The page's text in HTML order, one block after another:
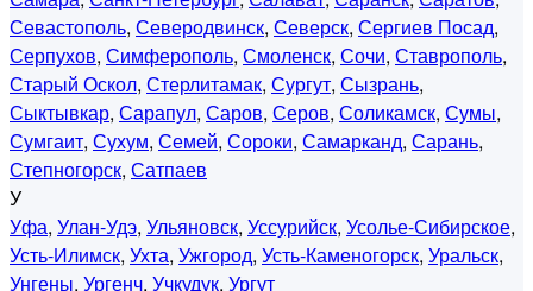
Севастополь, Северодвинск, Северск, Сергиев Посад,
Серпухов, Симферополь, Смоленск, Сочи, Ставрополь,
Старый Оскол, Стерлитамак, Сургут, Сызрань,
Сыктывкар, Сарапул, Саров, Серов, Соликамск, Сумы,
Сумгаит, Сухум, Семей, Сороки, Самарканд, Сарань,
Степногорск, Сатпаев
У
Уфа, Улан-Удэ, Ульяновск, Уссурийск, Усолье-Сибирское,
Усть-Илимск, Ухта, Ужгород, Усть-Каменогорск, Уральск,
Унгены, Ургенч, Учкудук, Ургут